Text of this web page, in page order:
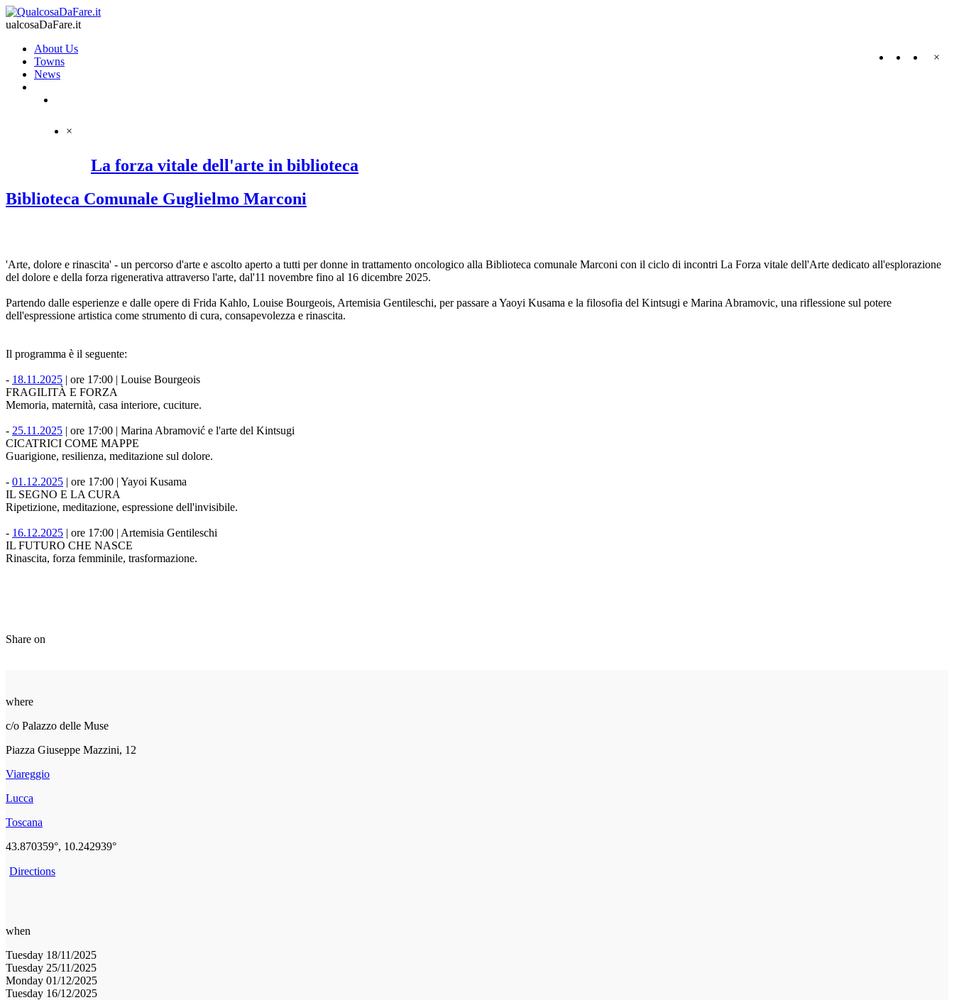
ualcosaDaFare.it
×
About Us
Towns
News
×
La forza vitale dell'arte in biblioteca
Biblioteca Comunale Guglielmo Marconi
'Arte, dolore e rinascita' - un percorso d'arte e ascolto aperto a tutti per donne in trattamento oncologico alla Biblioteca comunale Marconi con il ciclo di incontri La Forza vitale dell'Arte dedicato all'esplorazione
del dolore e della forza rigenerativa attraverso l'arte, dal'11 novembre fino al 16 dicembre 2025.
Partendo dalle esperienze e dalle opere di Frida Kahlo, Louise Bourgeois, Artemisia Gentileschi, per passare a Yaoyi Kusama e la filosofia del Kintsugi e Marina Abramovic, una riflessione sul potere
dell'espressione artistica come strumento di cura, consapevolezza e rinascita.
Il programma è il seguente:
- 18.11.2025 | ore 17:00 | Louise Bourgeois
FRAGILITÀ E FORZA
Memoria, maternità, casa interiore, cuciture.
- 25.11.2025 | ore 17:00 | Marina Abramović e l'arte del Kintsugi
CICATRICI COME MAPPE
Guarigione, resilienza, meditazione sul dolore.
- 01.12.2025 | ore 17:00 | Yayoi Kusama
IL SEGNO E LA CURA
Ripetizione, meditazione, espressione dell'invisibile.
- 16.12.2025 | ore 17:00 | Artemisia Gentileschi
IL FUTURO CHE NASCE
Rinascita, forza femminile, trasformazione.
Share on
where
c/o Palazzo delle Muse
Piazza Giuseppe Mazzini, 12
Viareggio
Lucca
Toscana
43.870359°, 10.242939°
Directions
when
Tuesday 18/11/2025
Tuesday 25/11/2025
Monday 01/12/2025
Tuesday 16/12/2025